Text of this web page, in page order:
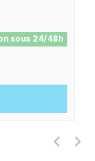
sous 24/48h